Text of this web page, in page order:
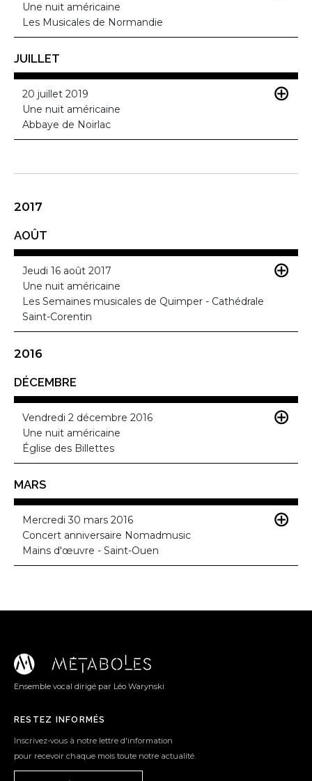
Une nuit américaine
Les Musicales de Normandie
JUILLET
20 juillet 2019
Une nuit américaine
Abbaye de Noirlac
2017
AOÛT
Jeudi 16 août 2017
Une nuit américaine
Les Semaines musicales de Quimper - Cathédrale
Saint-Corentin
2016
DÉCEMBRE
Vendredi 2 décembre 2016
Une nuit américaine
Église des Billettes
MARS
Mercredi 30 mars 2016
Concert anniversaire Nomadmusic
Mains d'œuvre - Saint-Ouen
Ensemble vocal dirigé par Léo Warynski
RESTEZ INFORMÉS
Inscrivez-vous à notre lettre d'information
pour recevoir chaque mois toute notre actualité.